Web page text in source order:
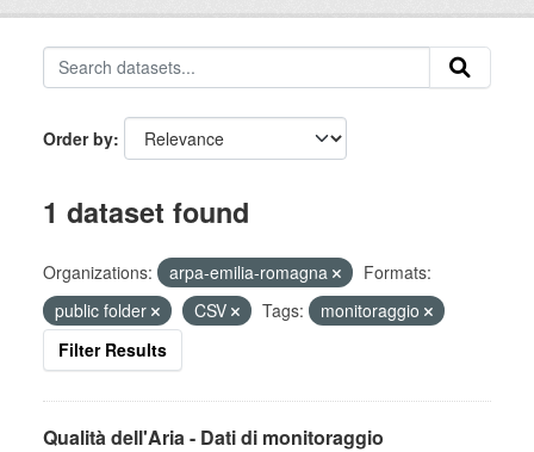
Order by
1 dataset found
Organizations: arpa-emilia-romagna
Formats:
public folder
CSV Tags:
monitoraggio
Filter Results
Qualità dell'Aria - Dati di monitoraggio